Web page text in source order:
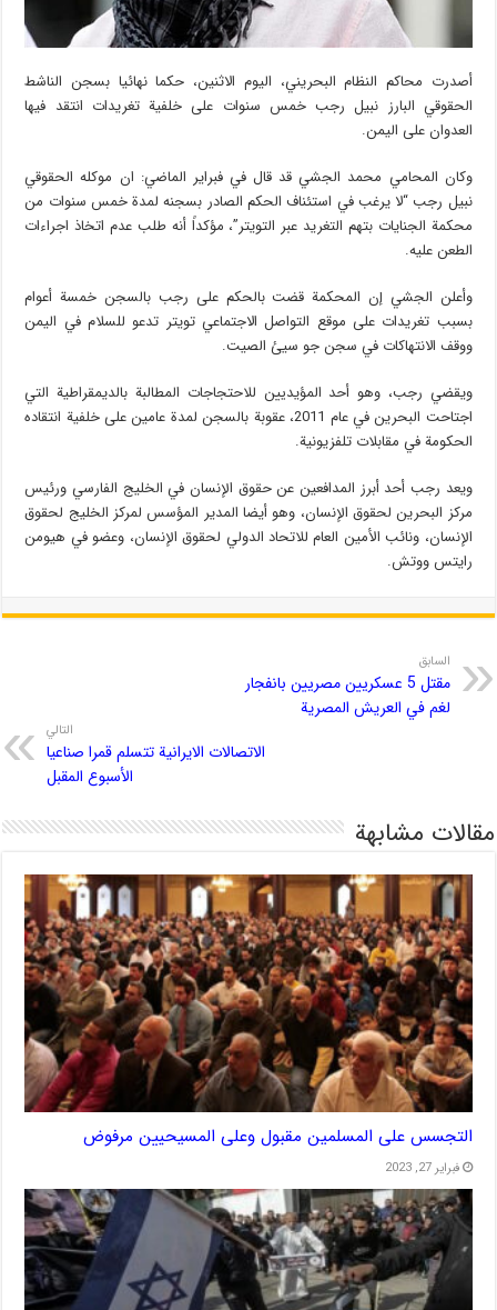
أصدرت محاكم النظام البحريني، اليوم الاثنين، حكما نهائيا بسجن الناشط
الحقوقي البارز نبيل رجب خمس سنوات على خلفية تغريدات انتقد فيها
العدوان على اليمن.
وكان المحامي محمد الجشي قد قال في فبراير الماضي: ان موكله الحقوقي
نبيل رجب “لا يرغب في استئناف الحكم الصادر بسجنه لمدة خمس سنوات من
محكمة الجنايات بتهم التغريد عبر التويتر”، مؤكداً أنه طلب عدم اتخاذ اجراءات
الطعن عليه.
وأعلن الجشي إن المحكمة قضت بالحكم على رجب بالسجن خمسة أعوام
بسبب تغريدات على موقع التواصل الاجتماعي تويتر تدعو للسلام في اليمن
ووقف الانتهاكات في سجن جو سيئ الصيت.
ويقضي رجب، وهو أحد المؤيديين للاحتجاجات المطالبة بالديمقراطية التي
اجتاحت البحرين في عام 2011، عقوبة بالسجن لمدة عامين على خلفية انتقاده
الحكومة في مقابلات تلفزيونية.
ويعد رجب أحد أبرز المدافعين عن حقوق الإنسان في الخليج الفارسي ورئيس
مركز البحرين لحقوق الإنسان، وهو أيضا المدير المؤسس لمركز الخليج لحقوق
الإنسان، ونائب الأمين العام للاتحاد الدولي لحقوق الإنسان، وعضو في هيومن
رايتس ووتش.
السابق
مقتل 5 عسكريين مصريين بانفجار
لغم في العريش المصرية
التالي
الاتصالات الايرانية تتسلم قمرا صناعيا
الأسبوع المقبل
مقالات مشابهة
التجسس على المسلمين مقبول وعلى المسيحيين مرفوض
فبراير 27, 2023